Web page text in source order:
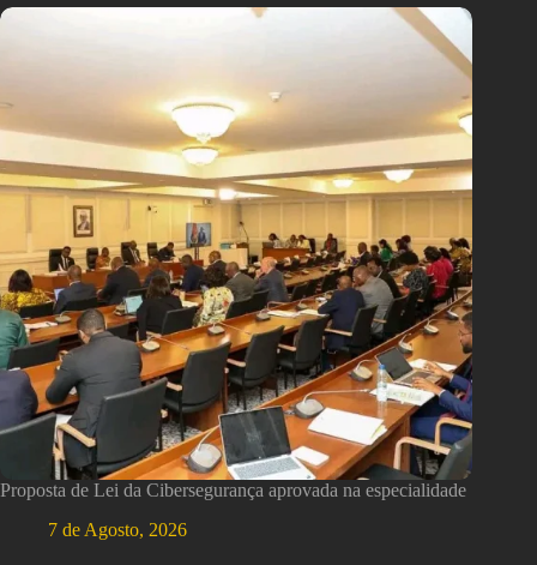
Proposta de Lei da Cibersegurança aprovada na especialidade
7 de Agosto, 2026